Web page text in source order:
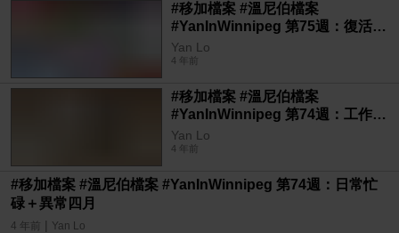
#移加檔案 #溫尼伯檔案
#YanInWinnipeg 第75週：復活小
出遊 @Rubber Ducky Resort
Yan Lo
4 年前
#移加檔案 #溫尼伯檔案
#YanInWinnipeg 第74週：工作分
享
Yan Lo
4 年前
#移加檔案 #溫尼伯檔案 #YanInWinnipeg 第74週：日常忙
碌＋異常四月
4 年前 | Yan Lo